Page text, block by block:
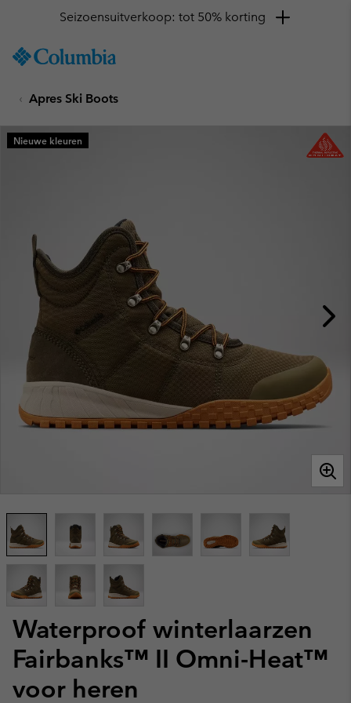
TO
SKIP
MAIN
NAV
Seizoensuitverkoop: tot 50% korting
Apres Ski Boots
Waterproof winterlaarzen
Fairbanks™ II Omni-Heat™
voor heren
Nieuwe kleuren